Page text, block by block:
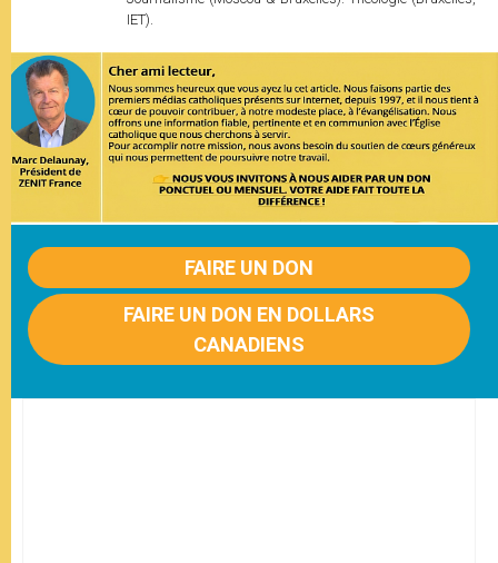
IET).
FAIRE UN DON
FAIRE UN DON EN DOLLARS
CANADIENS